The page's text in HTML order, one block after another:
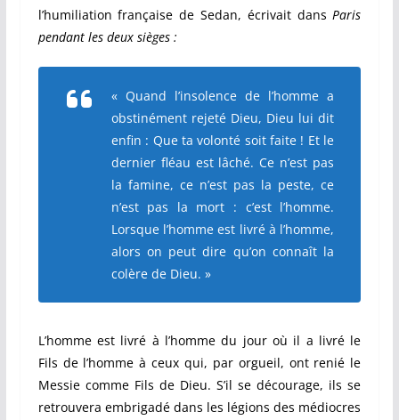
l’humiliation française de Sedan, écrivait dansParis
pendant les deux sièges :
« Quand l’insolence de l’homme a
obstinément rejeté Dieu, Dieu lui dit
enfin : Que ta volonté soit faite ! Et le
dernier fléau est lâché. Ce n’est pas
la famine, ce n’est pas la peste, ce
n’est pas la mort : c’est l’homme.
Lorsque l’homme est livré à l’homme,
alors on peut dire qu’on connaît la
colère de Dieu. »
L’homme est livré à l’homme du jour où il a livré le
Fils de l’homme à ceux qui, par orgueil, ont renié le
Messie comme Fils de Dieu. S’il se décourage, ils se
retrouvera embrigadé dans les légions des médiocres